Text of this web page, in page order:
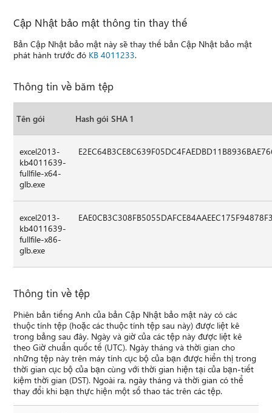
Cập Nhật bảo mật thông tin thay thế
Bản Cập Nhật bảo mật này sẽ thay thế bản Cập Nhật bảo mật
phát hành trước đó KB 4011233.
Thông tin về băm tệp
Tên gói Hash gói SHA 1
excel2013-
kb4011639-
fullfile-x64-
glb.exe
excel2013-
kb4011639-
fullfile-x86-
glb.exe
Thông tin về tệp
Phiên bản tiếng Anh của bản Cập Nhật bảo mật này có các
thuộc tính tệp (hoặc các thuộc tính tệp sau này) được liệt kê
trong bảng sau đây. Ngày và giờ của các tệp này được liệt kê
theo Giờ chuẩn quốc tế (UTC). Ngày tháng và thời gian cho
những tệp này trên máy tính cục bộ của bạn được hiển thị trong
thời gian cục bộ của bạn cùng với thời gian hiện tại của bạn-tiết
kiệm thời gian (DST). Ngoài ra, ngày tháng và thời gian có thể
thay đổi khi bạn thực hiện một số thao tác trên các tệp.